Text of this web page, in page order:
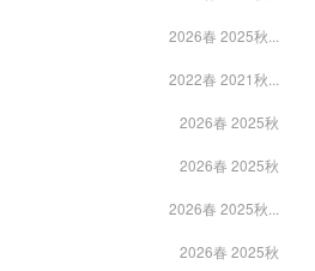
2026春 2025秋...
2022春 2021秋...
2026春 2025秋
2026春 2025秋
2026春 2025秋...
2026春 2025秋